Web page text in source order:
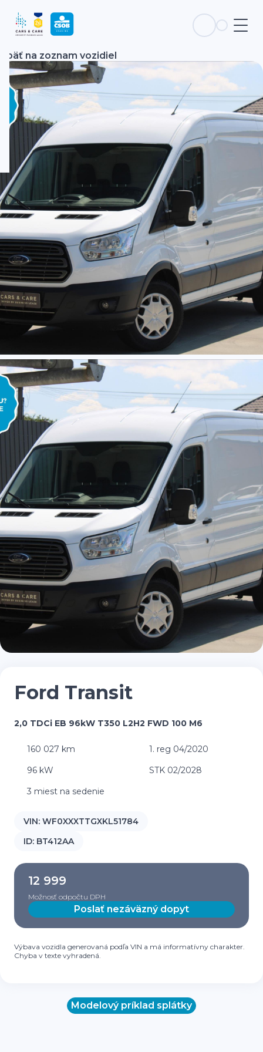
Späť na zoznam vozidiel
Ford Transit
2,0 TDCi EB 96kW T350 L2H2 FWD 100 M6
160 027 km
1. reg 04/2020
96 kW
STK 02/2028
3 miest na sedenie
VIN: WF0XXXTTGXKL51784
ID: BT412AA
12 999
Možnosť odpočtu DPH
Poslať nezáväzný dopyt
Výbava vozidla generovaná podľa VIN a má informatívny charakter.
Chyba v texte vyhradená.
Modelový príklad splátky